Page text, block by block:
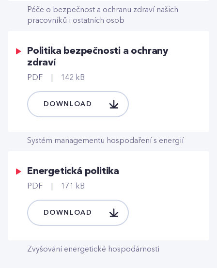
Péče o bezpečnost a ochranu zdraví našich
pracovníků i ostatních osob
Politika bezpečnosti a ochrany
zdraví
PDF 142 kB
DOWNLOAD
Systém managementu hospodaření s energií
Energetická politika
PDF 171 kB
DOWNLOAD
Zvyšování energetické hospodárnosti